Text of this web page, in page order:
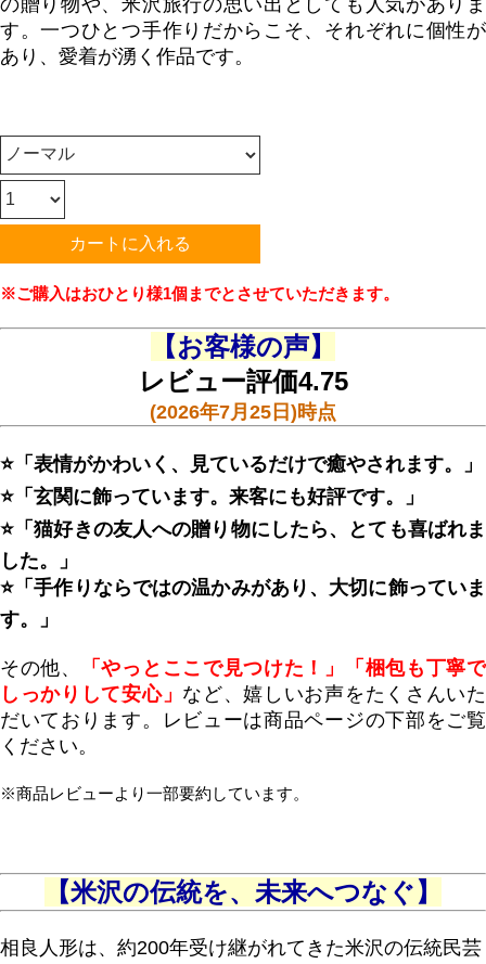
す。一つひとつ手作りだからこそ、それぞれに個性が
あり、愛着が湧く作品です。
※ご購入はおひとり様1個までとさせていただきます。
【お客様の声】
レビュー評価4.75
(2026年7月25日)時点
⭐ 「表情がかわいく、見ているだけで癒やされます。」
⭐ 「玄関に飾っています。来客にも好評です。」
⭐ 「猫好きの友人への贈り物にしたら、とても喜ばれま
した。」
⭐ 「手作りならではの温かみがあり、大切に飾っていま
す。」
その他、
「やっとここで見つけた！」「梱包も丁寧で
しっかりして安心」 など、嬉しいお声をたくさんいた
だいております。レビューは商品ページの下部をご覧
ください。
※商品レビューより一部要約しています。
【米沢の伝統を、未来へつなぐ】
相良人形は、約200年受け継がれてきた米沢の伝統民芸